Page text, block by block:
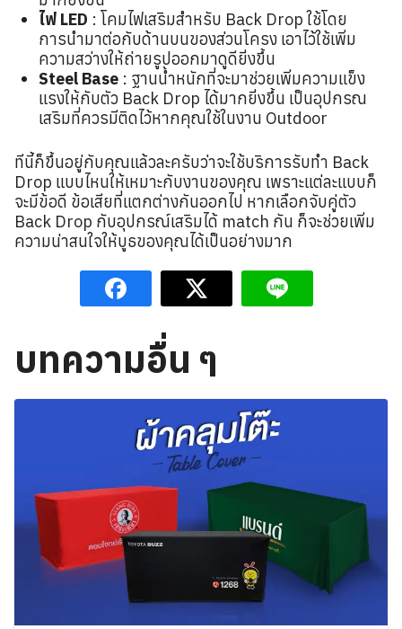
สำหรับ:
ไฟ LED : โคมไฟเสริมสำหรับ Back Drop ใช้โดย
การนำมาต่อกับด้านบนของส่วนโครง เอาไว้ใช้เพิ่ม
ความสว่างให้ถ่ายรูปออกมาดูดียิ่งขึ้น
Steel Base : ฐานน้ำหนักที่จะมาช่วยเพิ่มความแข็ง
แรงให้กับตัว Back Drop ได้มากยิ่งขึ้น เป็นอุปกรณ
เสริมที่ควรมีติดไว้หากคุณใช้ในงาน Outdoor
ทีนี้ก็ขึ้นอยู่กับคุณแล้วละครับว่าจะใช้บริการรับทำ Back
Drop แบบไหนให้เหมาะกับงานของคุณ เพราะแต่ละแบบก็
จะมีข้อดี ข้อเสียที่แตกต่างกันออกไป หากเลือกจับคู่ตัว
Back Drop กับอุปกรณ์เสริมได้ match กัน ก็จะช่วยเพิ่ม
ความน่าสนใจให้บูธของคุณได้เป็นอย่างมาก
บทความอื่น ๆ